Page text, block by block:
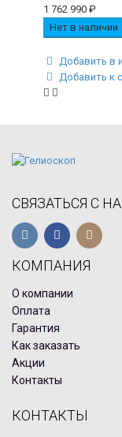
1 762 990 ₽
Нет в наличии
Добавить в
Добавить к
СВЯЗАТЬСЯ С
КОМПАНИЯ
О компании
Оплата
Гарантия
Как заказать
Акции
Контакты
КОНТАКТЫ